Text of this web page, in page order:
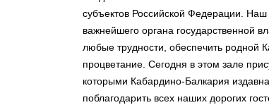
субъектов Российской Федерации. Наш
важнейшего органа государственной
любые трудности, обеспечить родной
процветание. Сегодня в этом зале
которыми Кабардино-Балкария
поблагодарить всех наших дорогих